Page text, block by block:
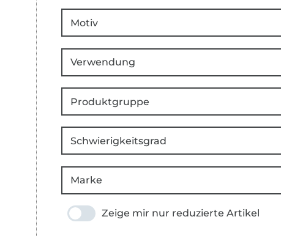
Motiv
Verwendung
Produktgruppe
Schwierigkeitsgrad
Marke
Zeige mir nur reduzierte Artikel